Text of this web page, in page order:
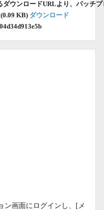
ウンロードURLより、パッチ
KB) ダウンロード
ン画面にログインし、[メ